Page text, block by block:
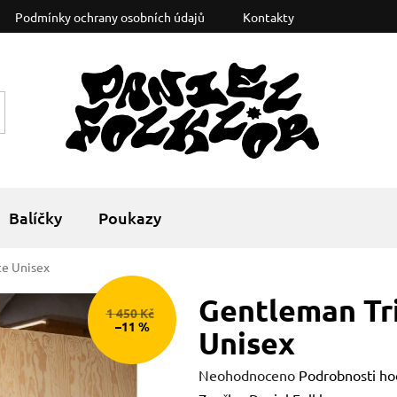
Podmínky ochrany osobních údajů Kontakty
Balíčky Poukazy
Unisex
Gentleman
Unisex
Průměrné
Neohodnoceno Podrobnosti
1 450 Kč
–11 %